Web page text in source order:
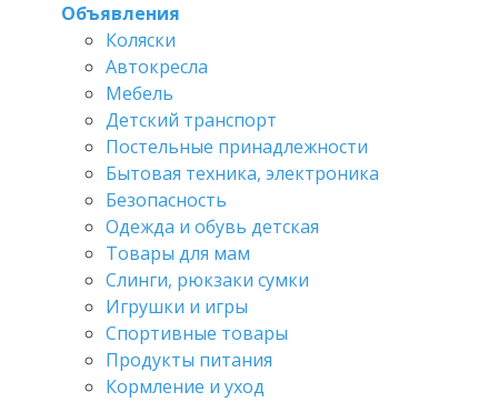
Объявления
Коляски
Автокресла
Мебель
Детский транспорт
Постельные принадлежности
Бытовая техника, электроника
Безопасность
Одежда и обувь детская
Товары для мам
Слинги, рюкзаки сумки
Игрушки и игры
Спортивные товары
Продукты питания
Кормление и уход